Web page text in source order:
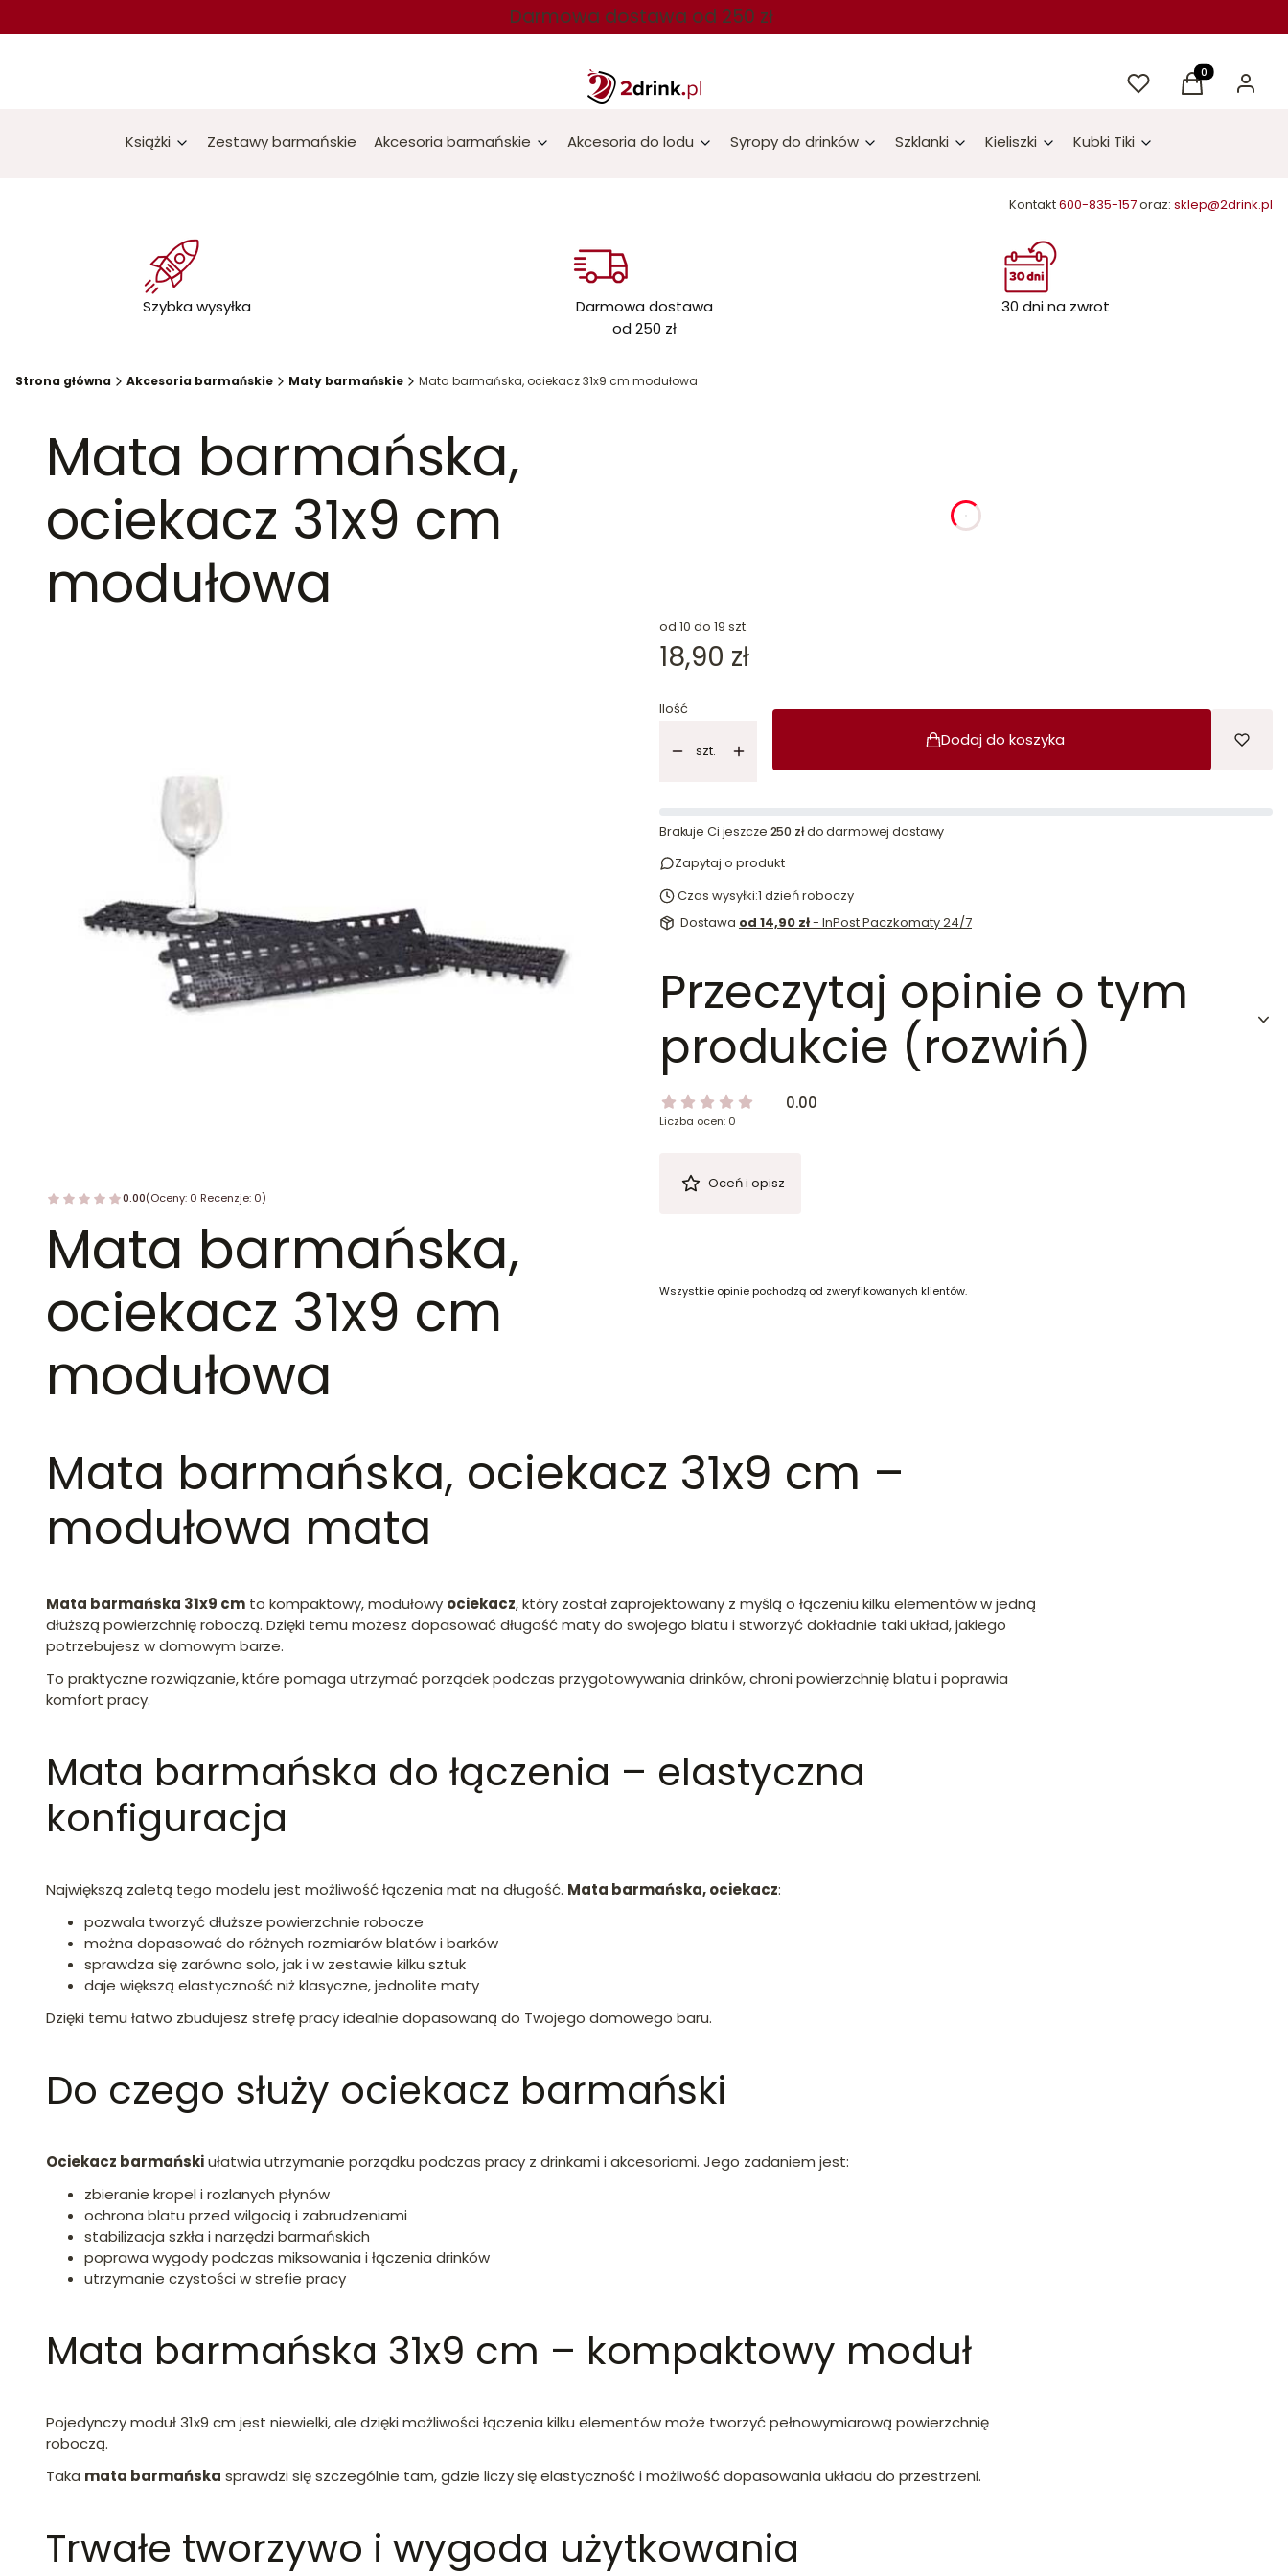
Darmowa dostawa od 250 zł
UlubioneProdukty w
Koszyk Zaloguj
Książki Zestawy barmańskie Akcesoria barmańskie Akcesoria do lodu Syropy do drinków Szklanki Kieliszki Kubki Tiki
Kontakt600-835-157oraz: sklep@2drink.pl
Szybka wysyłka
Darmowa dostawa
od 250 zł
30 dni na zwrot
Strona główna Akcesoria barmańskie Maty barmańskie Mata barmańska, ociekacz 31x9 cm modułowa
Mata barmańska,
ociekacz 31x9 cm
modułowa
0.00(Oceny: 0 Recenzje: 0)
Mata barmańska,
ociekacz 31x9 cm
modułowa
godziny
od 10 do 19 szt.
Cena
18,90 zł
Ilość
szt.
Dodaj do koszyka
Brakuje Ci jeszcze 250 złdo darmowej dostawy
Zapytaj o produkt
Czas wysyłki:1 dzień roboczy
Dostawa od 14,90 zł- InPost Paczkomaty 24/7
Przeczytaj opinie o tym
produkcie (rozwiń)
0.00
Liczba ocen: 0
Oceń i opisz
Wszystkie opinie pochodzą od zweryfikowanych klientów.
Mata barmańska, ociekacz 31x9 cm –
modułowa mata
Mata barmańska 31x9 cm to kompaktowy, modułowy ociekacz, który został zaprojektowany z myślą o łączeniu kilku elementów w jedną
dłuższą powierzchnię roboczą. Dzięki temu możesz dopasować długość maty do swojego blatu i stworzyć dokładnie taki układ, jakiego
potrzebujesz w domowym barze.
To praktyczne rozwiązanie, które pomaga utrzymać porządek podczas przygotowywania drinków, chroni powierzchnię blatu i poprawia
komfort pracy.
Mata barmańska do łączenia – elastyczna
konfiguracja
Największą zaletą tego modelu jest możliwość łączenia mat na długość. Mata barmańska, ociekacz:
pozwala tworzyć dłuższe powierzchnie robocze
można dopasować do różnych rozmiarów blatów i barków
sprawdza się zarówno solo, jak i w zestawie kilku sztuk
daje większą elastyczność niż klasyczne, jednolite maty
Dzięki temu łatwo zbudujesz strefę pracy idealnie dopasowaną do Twojego domowego baru.
Do czego służy ociekacz barmański
Ociekacz barmańskiułatwia utrzymanie porządku podczas pracy z drinkami i akcesoriami. Jego zadaniem jest:
zbieranie kropel i rozlanych płynów
ochrona blatu przed wilgocią i zabrudzeniami
stabilizacja szkła i narzędzi barmańskich
poprawa wygody podczas miksowania i łączenia drinków
utrzymanie czystości w strefie pracy
Mata barmańska 31x9 cm – kompaktowy moduł
Pojedynczy moduł 31x9 cm jest niewielki, ale dzięki możliwości łączenia kilku elementów może tworzyć pełnowymiarową powierzchnię
roboczą.
Taka mata barmańska sprawdzi się szczególnie tam, gdzie liczy się elastyczność i możliwość dopasowania układu do przestrzeni.
Trwałe tworzywo i wygoda użytkowania